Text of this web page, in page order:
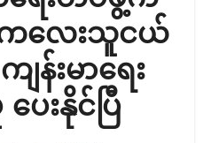
ကလေးသူငယ်
န်းမာရေး
ေးနိုင်ပြီ